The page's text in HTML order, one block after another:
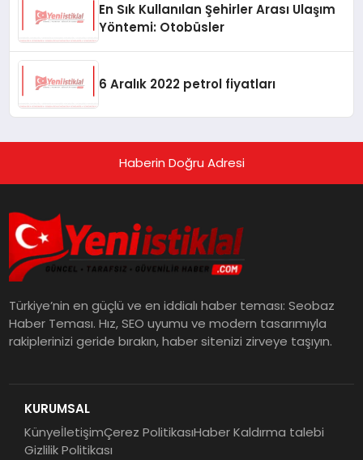
En Sık Kullanılan Şehirler Arası Ulaşım
Yöntemi: Otobüsler
6 Aralık 2022 petrol fiyatları
Haberin Doğru Adresi
Türkiye’nin en güçlü ve en iddialı haber teması: Seobaz
Haber Teması. Hız, SEO uyumu ve modern tasarımıyla
rakiplerinizi geride bırakın, haber sitenizi zirveye taşıyın.
KURUMSAL
KünyeİletişimÇerez PolitikasıHaber Kaldırma talebi
Gizlilik Politikası